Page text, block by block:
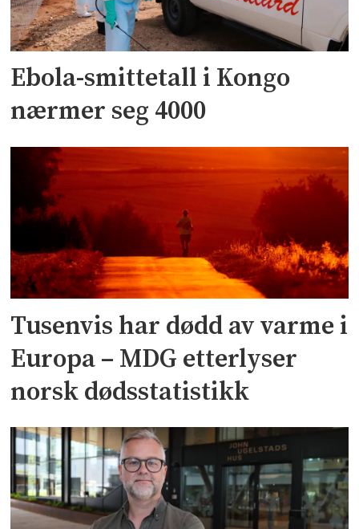
Ebola-smittetall i Kongo
nærmer seg 4000
Tusenvis har dødd av varme i
Europa – MDG etterlyser
norsk dødsstatistikk